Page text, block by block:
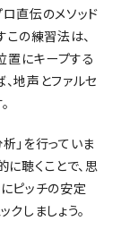
直伝のメソッド
この練習法は、
にキープする
地声とファルセ
」を行っていま
聴くことで、思
ピッチの安定
しましょう。